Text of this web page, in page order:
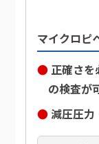
マイクロピ
正確さを
の検査が
減圧圧力